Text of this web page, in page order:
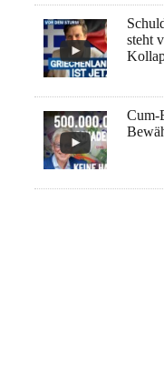
steht
Cum-